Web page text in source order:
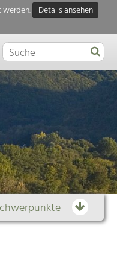
werden.
Details ansehen